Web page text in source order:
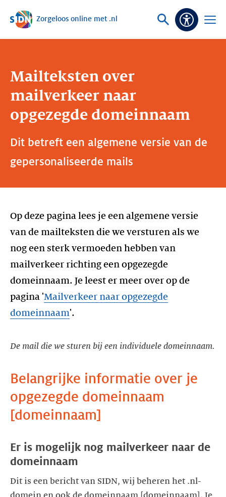
Sla navigatie over
Zorgeloos online met .nl
Vraag
Open
Mailteksten over
mailverkeer naar
opgezegde domeinnaam
Dit betreft een algemene versie van de
gepersonaliseerde mails
Op deze pagina lees je een algemene versie
van de mailteksten die we versturen als we
nog een sterk vermoeden hebben van
mailverkeer richting een opgezegde
domeinnaam. Je leest er meer over op de
pagina 'Mailverkeer naar opgezegde
domeinnaam'.
De mail die we sturen bij een individuele domeinnaam.
Belangrijke informatie over je
opgezegde domeinnaam
[domeinnaam]
Er is mogelijk nog mailverkeer naar de
Dit is een bericht van SIDN, wij beheren het .nl-